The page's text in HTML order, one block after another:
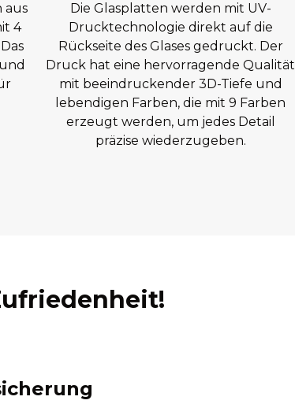
aus
4
Die Glasplatten werden mit UV-
Drucktechnologie direkt auf die
Rückseite des Glases gedruckt. Der
Druck hat eine hervorragende Qualität
mit beeindruckender 3D-Tiefe und
lebendigen Farben, die mit 9 Farben
erzeugt werden, um jedes Detail
präzise wiederzugeben.